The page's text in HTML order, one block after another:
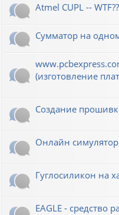
Atmel CUPL --
Сумматор на
(изготовление
Создание
Онлайн
Гуглосиликон на
EAGLE - средство